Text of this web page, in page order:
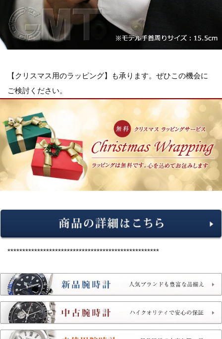
【クリスマス用のラッピング】も承ります。ぜひこの機会に
ご検討ください。
***************************************************